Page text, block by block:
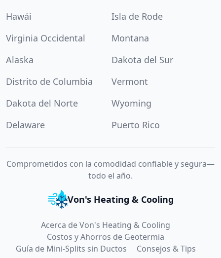
Hawái
Isla de Rode
Virginia Occidental
Montana
Alaska
Dakota del Sur
Distrito de Columbia
Vermont
Dakota del Norte
Wyoming
Delaware
Puerto Rico
Comprometidos con la comodidad confiable y segura—
todo el año.
Von's Heating & Cooling
Acerca de Von's Heating & Cooling
Costos y Ahorros de Geotermia
Guía de Mini-Splits sin Ductos
Consejos & Tips